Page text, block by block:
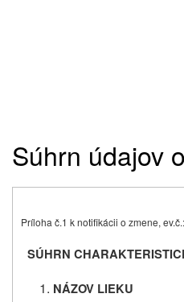
Súhrn údajov
Príloha č.1 k notifikácii o zmene,
SÚHRN
NÁZOV LIEKU